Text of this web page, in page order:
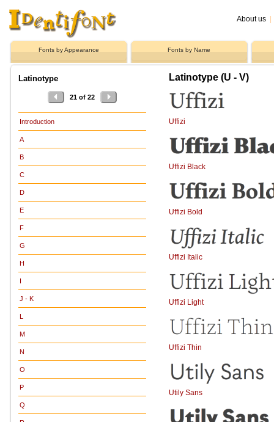
About us
Fonts by Appearance Fonts by Name
Latinotype
21 of 22
Introduction
A
B
C
D
E
F
G
H
I
J - K
L
M
N
O
P
Q
Latinotype (U - V)
Uffizi
Uffizi Black
Uffizi Bold
Uffizi Italic
Uffizi Light
Uffizi Thin
Utily Sans